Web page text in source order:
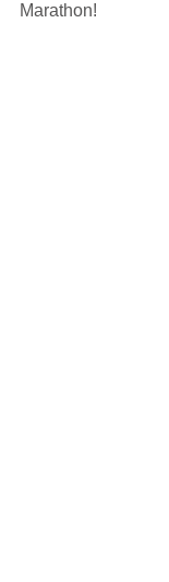
Marathon!